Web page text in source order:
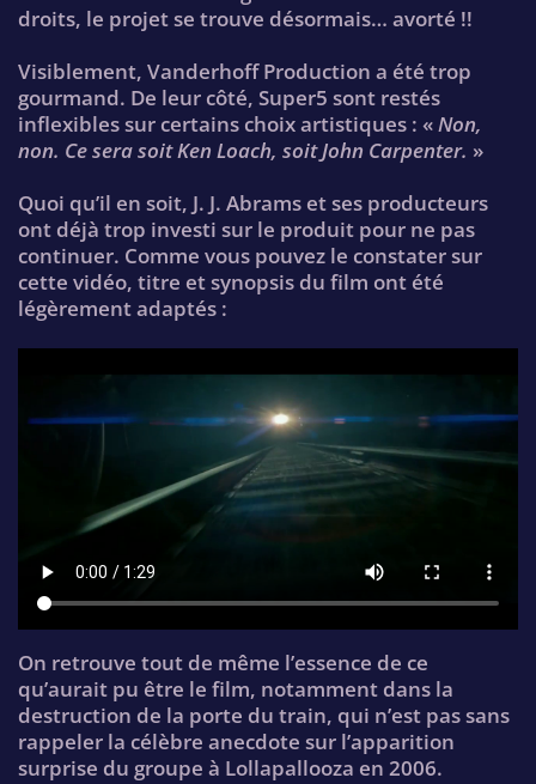
droits, le projet se trouve désormais… avorté !!
Visiblement, Vanderhoff Production a été trop
gourmand. De leur côté, Super5 sont restés
inflexibles sur certains choix artistiques : «Non,
non. Ce sera soit Ken Loach, soit John Carpenter. »
Quoi qu’il en soit, J. J. Abrams et ses producteurs
ont déjà trop investi sur le produit pour ne pas
continuer. Comme vous pouvez le constater sur
cette vidéo, titre et synopsis du film ont été
légèrement adaptés :
On retrouve tout de même l’essence de ce
qu’aurait pu être le film, notamment dans la
destruction de la porte du train, qui n’est pas sans
rappeler la célèbre anecdote sur l’apparition
surprise du groupe à Lollapallooza en 2006.